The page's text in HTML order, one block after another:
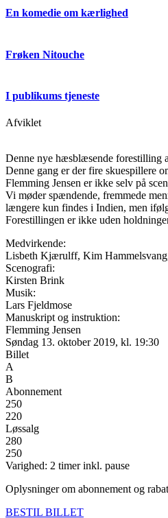
En komedie om kærlighed
Frøken Nitouche
I publikums tjeneste
Afviklet
Denne nye hæsblæsende forestilling
Denne gang er der fire skuespillere
Flemming Jensen er ikke selv på
Vi møder spændende, fremmede
længere kun findes i Indien, men
Forestillingen er ikke uden
Medvirkende:
Lisbeth Kjærulff, Kim
Scenografi:
Kirsten Brink
Musik:
Lars Fjeldmose
Manuskript og instruktion:
Flemming Jensen
Søndag 13. oktober 2019, kl. 19:30
Billet
A
B
Abonnement
250
220
Løssalg
280
250
Varighed: 2 timer inkl. pause
Oplysninger om abonnement og
BESTIL BILLET